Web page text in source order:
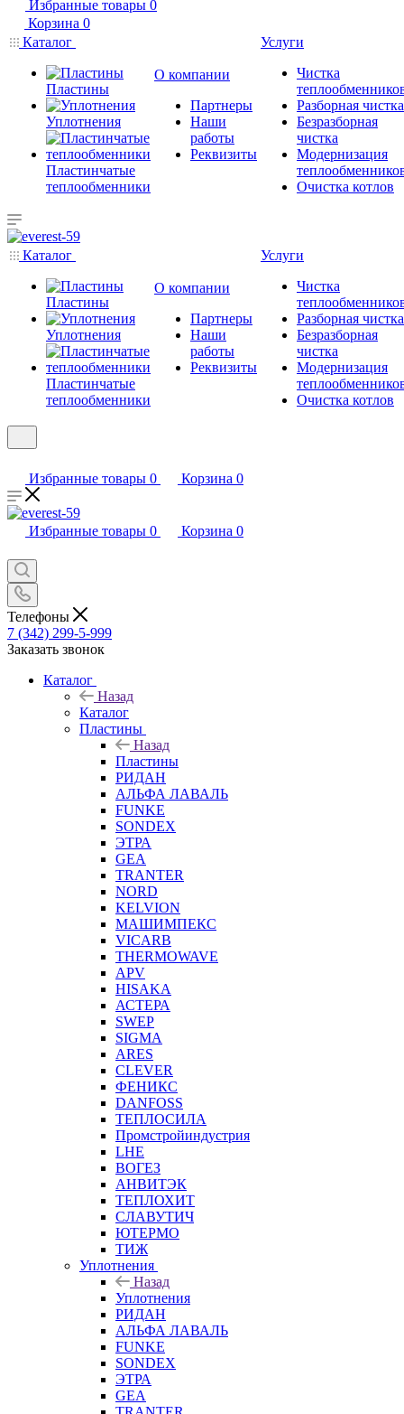
Избранные товары 0
Корзина 0
Каталог
Пластины
Уплотнения
Пластинчатые
теплообменники
О компании
Партнеры
Наши
работы
Реквизиты
Услуги
Чистка
Разборная чистка
Безразборная
чистка
Модернизация
Очистка котлов
Каталог
Пластины
Уплотнения
Пластинчатые
теплообменники
О компании
Партнеры
Наши
работы
Реквизиты
Услуги
Чистка
Разборная чистка
Безразборная
чистка
Модернизация
Очистка котлов
Избранные товары 0 Корзина 0
Избранные товары 0 Корзина 0
Телефоны
7 (342) 299-5-999
Заказать звонок
Каталог
Назад
Каталог
Пластины
Назад
Пластины
РИДАН
АЛЬФА ЛАВАЛЬ
FUNKE
SONDEX
ЭТРА
GEA
TRANTER
NORD
KELVION
МАШИМПЕКС
VICARB
THERMOWAVE
APV
HISAKA
АСТЕРА
SWEP
SIGMA
ARES
CLEVER
ФЕНИКС
DANFOSS
ТЕПЛОСИЛА
Промстройиндустрия
LHE
ВОГЕЗ
АНВИТЭК
ТЕПЛОХИТ
СЛАВУТИЧ
ЮТЕРМО
ТИЖ
Уплотнения
Назад
Уплотнения
РИДАН
АЛЬФА ЛАВАЛЬ
FUNKE
SONDEX
ЭТРА
GEA